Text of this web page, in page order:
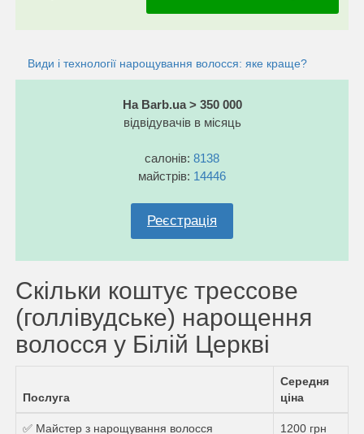
Види і технології нарощування волосся: яке краще?
На Barb.ua > 350 000
відвідувачів в місяць
салонів: 8138
майстрів: 14446
Реєстрація
Скільки коштує трессове
(голлівудське) нарощення
волосся у Білій Церкві
Послуга
Середня
ціна
✅ Майстер з нарощування волосся 1200 грн